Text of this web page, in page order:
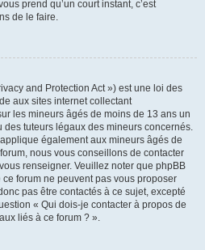
prend qu’un court instant, c’est
de le faire.
and Protection Act ») est une loi des
aux sites internet collectant
les mineurs âgés de moins de 13 ans un
tuteurs légaux des mineurs concernés.
également aux mineurs âgés de
nous vous conseillons de contacter
renseigner. Veuillez noter que phpBB
forum ne peuvent pas vous proposer
pas être contactés à ce sujet, excepté
« Qui dois-je contacter à propos de
liés à ce forum ? ».